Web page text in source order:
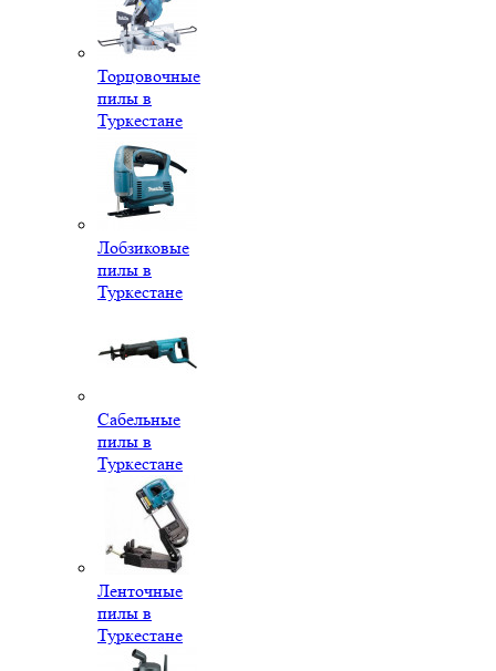
Торцовочные
пилы в
Туркестане
Лобзиковые
пилы в
Туркестане
Сабельные
пилы в
Туркестане
Ленточные
пилы в
Туркестане